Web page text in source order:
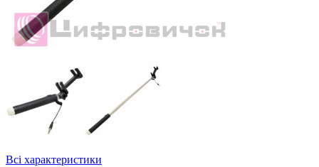
Всі характеристики